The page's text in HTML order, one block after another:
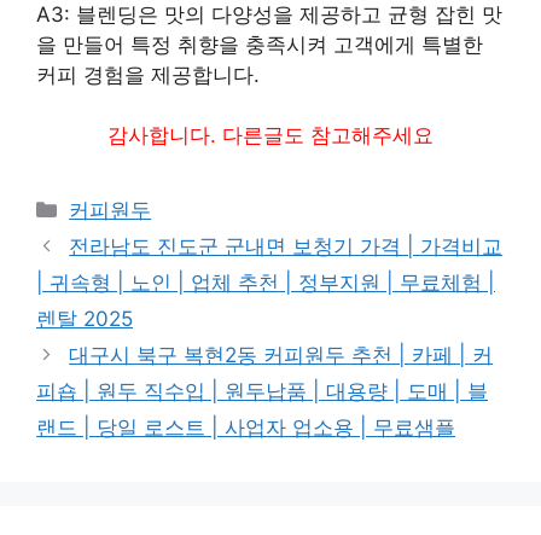
A3: 블렌딩은 맛의 다양성을 제공하고 균형 잡힌 맛
을 만들어 특정 취향을 충족시켜 고객에게 특별한
커피 경험을 제공합니다.
감사합니다. 다른글도 참고해주세요
카
테
리
커피원두
전라남도 진도군 군내면 보청기 가격 | 가격비교
| 귀속형 | 노인 | 업체 추천 | 정부지원 | 무료체험 |
렌탈 2025
대구시 북구 복현2동 커피원두 추천 | 카페 | 커
피숍 | 원두 직수입 | 원두납품 | 대용량 | 도매 | 블
랜드 | 당일 로스트 | 사업자 업소용 | 무료샘플